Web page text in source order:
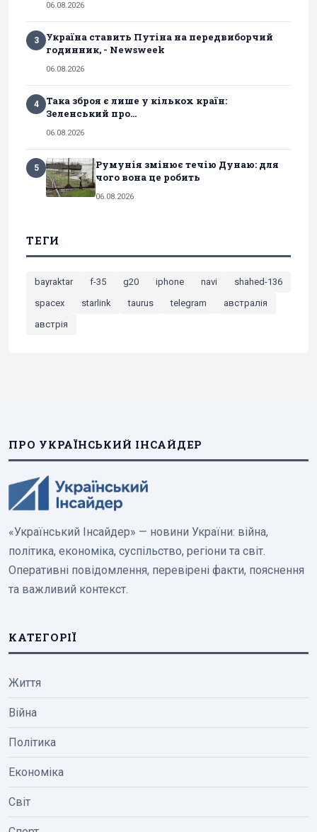
06.08.2026
3
Україна ставить Путіна на передвиборчий
годинник, - Newsweek
06.08.2026
4
Така зброя є лише у кількох країн:
Зеленський про...
06.08.2026
5
Румунія змінює течію Дунаю: для
чого вона це робить
06.08.2026
ТЕГИ
bayraktar f-35 g20 iphone navi
shahed-136
spacex
starlink taurus telegram
австралія
австрія
ПРО УКРАЇНСЬКИЙ ІНСАЙДЕР
«Український Інсайдер» — новини України: війна,
політика, економіка, суспільство, регіони та світ.
Оперативні повідомлення, перевірені факти, пояснення
та важливий контекст.
КАТЕГОРІЇ
Життя
Війна
Політика
Економіка
Світ